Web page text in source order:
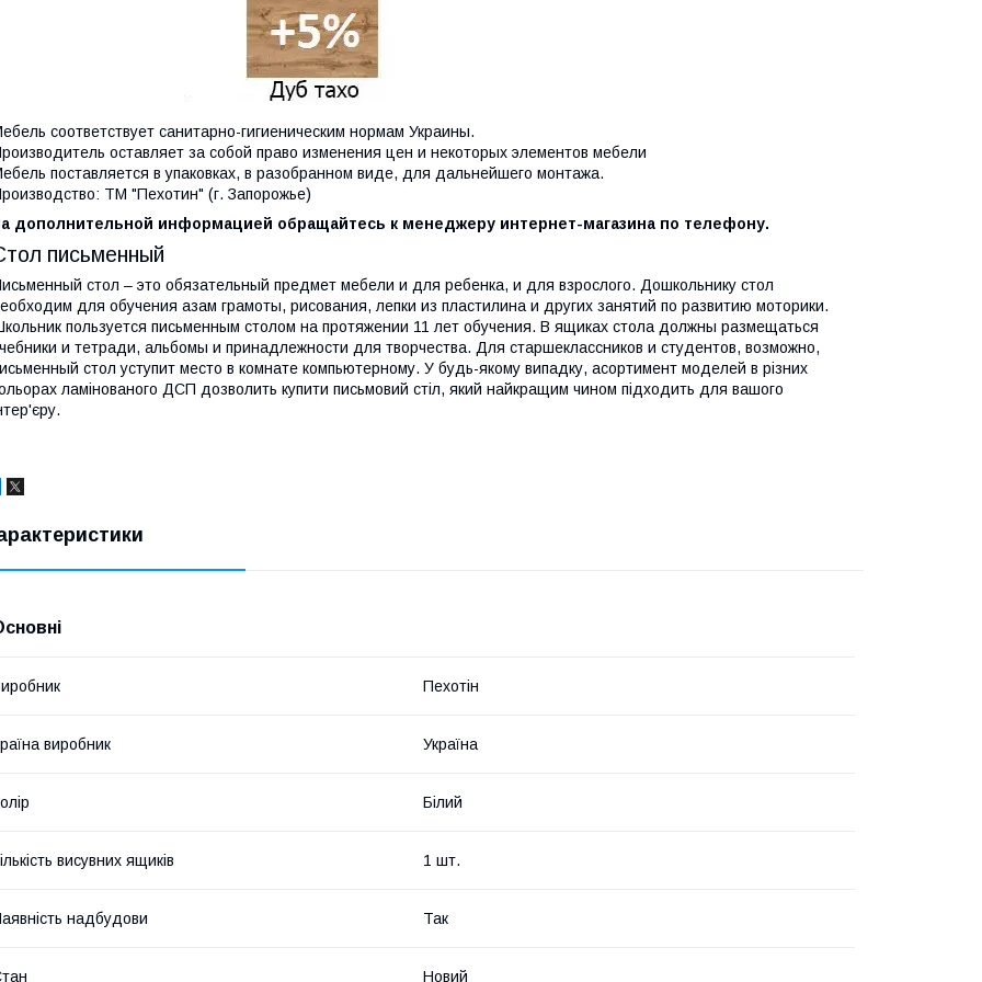
соответствует санитарно-гигиеническим нормам Украины.
оставляет за собой право изменения цен и некоторых элементов мебели
поставляется в упаковках, в разобранном виде, для дальнейшего монтажа.
ТМ "Пехотин" (г. Запорожье)
дополнительной информацией обращайтесь к менеджеру интернет-магазина по телефону.
письменный
стол – это обязательный предмет мебели и для ребенка, и для взрослого. Дошкольнику стол
для обучения азам грамоты, рисования, лепки из пластилина и других занятий по развитию моторики.
пользуется письменным столом на протяжении 11 лет обучения. В ящиках стола должны размещаться
и тетради, альбомы и принадлежности для творчества. Для старшеклассников и студентов, возможно,
стол уступит место в комнате компьютерному. У будь-якому випадку, асортимент моделей в різних
ламінованого ДСП дозволить купити письмовий стіл, який найкращим чином підходить для вашого
Пехотін
виробник Україна
Білий
висувних ящиків 1 шт.
надбудови Так
Новий